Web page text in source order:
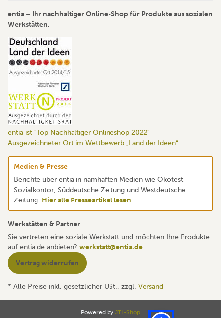
entia – Ihr nachhaltiger Online-Shop für Produkte aus sozialen
Werkstätten.
entia ist "Top Nachhaltiger Onlineshop 2022"
Ausgezeichneter Ort im Wettbewerb „Land der Ideen“
Medien & Presse
Berichte über entia in namhaften Medien wie Ökotest,
Sozialkontor, Süddeutsche Zeitung und Westdeutsche
Zeitung. Hier alle Presseartikel lesen
Werkstätten & Partner
Sie vertreten eine soziale Werkstatt und möchten Ihre Produkte
auf entia.de anbieten? werkstatt@entia.de
Vertrag widerrufen
* Alle Preise inkl. gesetzlicher USt., zzgl. Versand
Powered by JTL-Shop